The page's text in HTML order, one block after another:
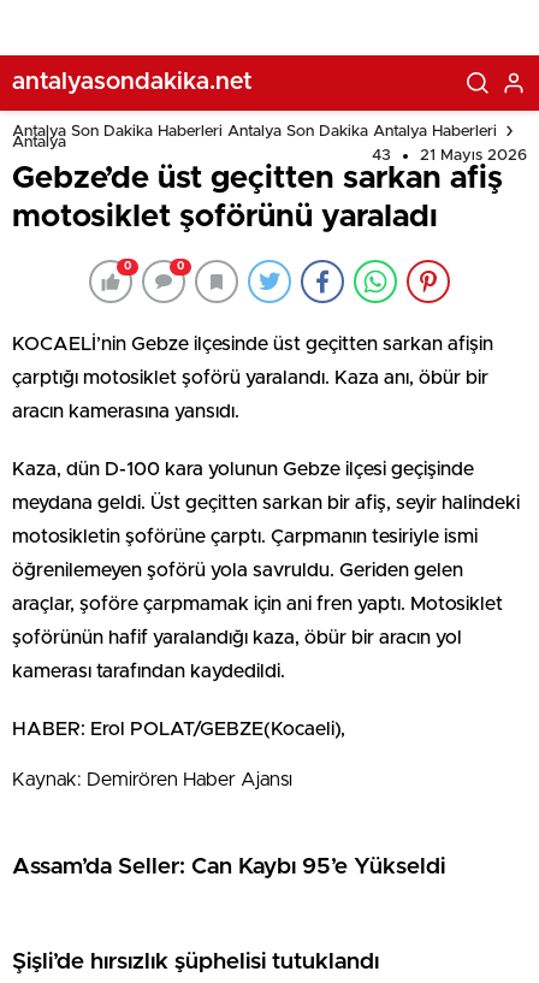
antalyasondakika.net
Antalya Son Dakika Haberleri Antalya Son Dakika Antalya Haberleri
Antalya
43
21 Mayıs 2026
Gebze’de üst geçitten sarkan afiş
motosiklet şoförünü yaraladı
0 0
KOCAELİ’nin Gebze ilçesinde üst geçitten sarkan afişin
çarptığı motosiklet şoförü yaralandı. Kaza anı, öbür bir
aracın kamerasına yansıdı.
Kaza, dün D-100 kara yolunun Gebze ilçesi geçişinde
meydana geldi. Üst geçitten sarkan bir afiş, seyir halindeki
motosikletin şoförüne çarptı. Çarpmanın tesiriyle ismi
öğrenilemeyen şoförü yola savruldu. Geriden gelen
araçlar, şoföre çarpmamak için ani fren yaptı. Motosiklet
şoförünün hafif yaralandığı kaza, öbür bir aracın yol
kamerası tarafından kaydedildi.
HABER: Erol POLAT/GEBZE(Kocaeli),
Kaynak: Demirören Haber Ajansı
Assam’da Seller: Can Kaybı 95’e Yükseldi
Şişli’de hırsızlık şüphelisi tutuklandı